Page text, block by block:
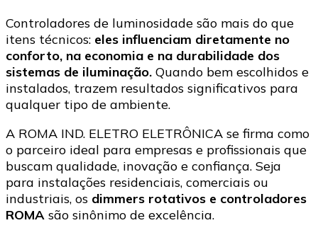
Controladores de luminosidade são mais do que
itens técnicos: eles influenciam diretamente no
conforto, na economia e na durabilidade dos
sistemas de iluminação. Quando bem escolhidos e
instalados, trazem resultados significativos para
qualquer tipo de ambiente.
A ROMA IND. ELETRO ELETRÔNICA se firma como
o parceiro ideal para empresas e profissionais que
buscam qualidade, inovação e confiança. Seja
para instalações residenciais, comerciais ou
industriais, os dimmers rotativos e controladores
ROMA são sinônimo de excelência.